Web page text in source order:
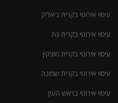
עיסוי אירוטי בקרית ביאליק
עיסוי אירוטי בקרית גת
עיסוי אירוטי בקרית מוצקין
עיסוי אירוטי בקרית שמונה
עיסוי אירוטי בראש העין